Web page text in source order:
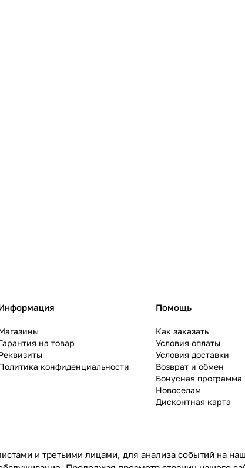
на товар
конфиденциальности
Помощь
Как заказать
Условия оплаты
Условия доставки
Возврат и обмен
Бонусная программа
Новоселам
Дисконтная карта
и третьими лицами, для анализа событий на